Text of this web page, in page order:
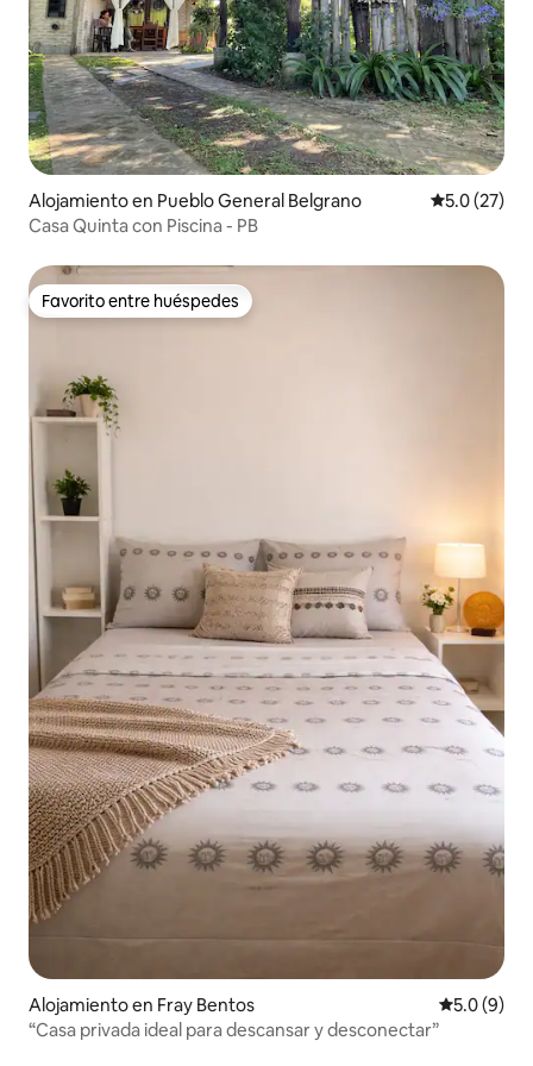
Alojamiento en Pueblo General Belgrano Calificación
5.0 (27)
Casa Quinta con Piscina - PB
Favorito entre huéspedes
Favorito entre huéspedes
Alojamiento en Fray Bentos
5.0 (9)
“Casa privada ideal para descansar y desconectar”